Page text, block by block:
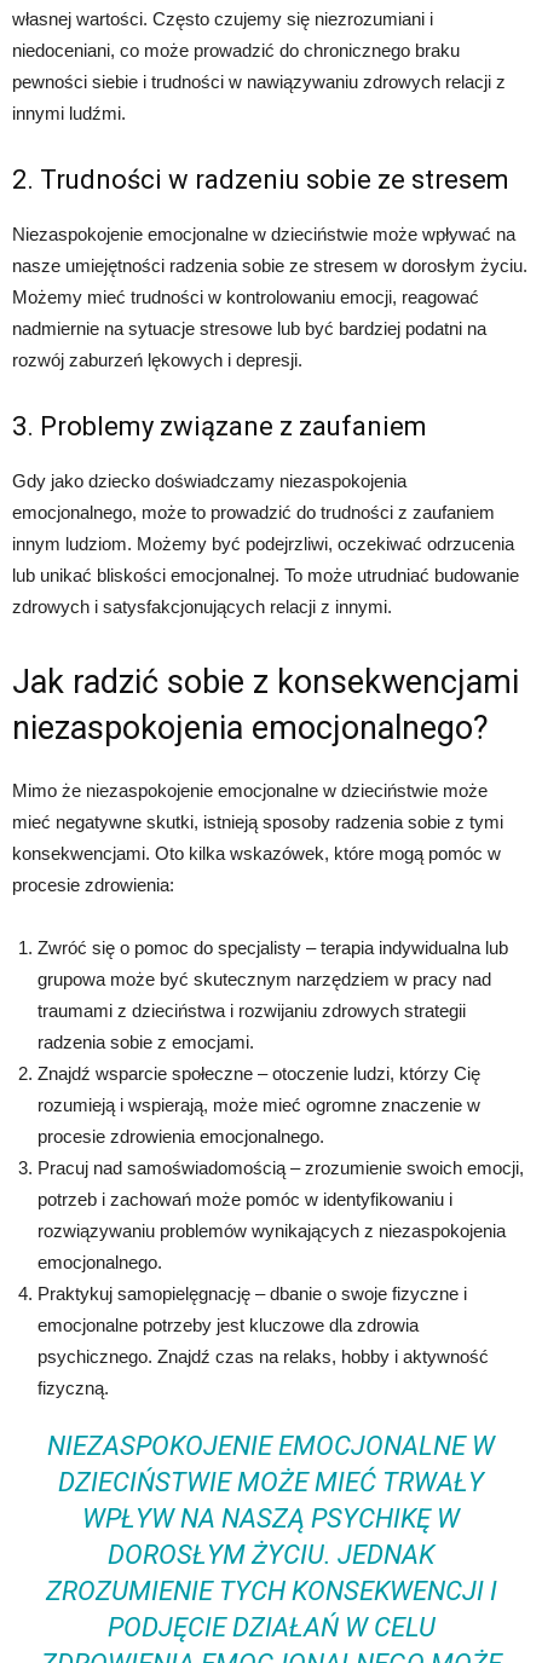
własnej wartości. Często czujemy się niezrozumiani i
niedoceniani, co może prowadzić do chronicznego braku
pewności siebie i trudności w nawiązywaniu zdrowych relacji z
innymi ludźmi.
2. Trudności w radzeniu sobie ze stresem
Niezaspokojenie emocjonalne w dzieciństwie może wpływać na
nasze umiejętności radzenia sobie ze stresem w dorosłym życiu.
Możemy mieć trudności w kontrolowaniu emocji, reagować
nadmiernie na sytuacje stresowe lub być bardziej podatni na
rozwój zaburzeń lękowych i depresji.
3. Problemy związane z zaufaniem
Gdy jako dziecko doświadczamy niezaspokojenia
emocjonalnego, może to prowadzić do trudności z zaufaniem
innym ludziom. Możemy być podejrzliwi, oczekiwać odrzucenia
lub unikać bliskości emocjonalnej. To może utrudniać budowanie
zdrowych i satysfakcjonujących relacji z innymi.
Jak radzić sobie z konsekwencjami
niezaspokojenia emocjonalnego?
Mimo że niezaspokojenie emocjonalne w dzieciństwie może
mieć negatywne skutki, istnieją sposoby radzenia sobie z tymi
konsekwencjami. Oto kilka wskazówek, które mogą pomóc w
procesie zdrowienia:
Zwróć się o pomoc do specjalisty – terapia indywidualna lub
grupowa może być skutecznym narzędziem w pracy nad
traumami z dzieciństwa i rozwijaniu zdrowych strategii
radzenia sobie z emocjami.
Znajdź wsparcie społeczne – otoczenie ludzi, którzy Cię
rozumieją i wspierają, może mieć ogromne znaczenie w
procesie zdrowienia emocjonalnego.
Pracuj nad samoświadomością – zrozumienie swoich emocji,
potrzeb i zachowań może pomóc w identyfikowaniu i
rozwiązywaniu problemów wynikających z niezaspokojenia
emocjonalnego.
Praktykuj samopielęgnację – dbanie o swoje fizyczne i
emocjonalne potrzeby jest kluczowe dla zdrowia
psychicznego. Znajdź czas na relaks, hobby i aktywność
fizyczną.
NIEZASPOKOJENIE EMOCJONALNE W
DZIECIŃSTWIE MOŻE MIEĆ TRWAŁY
WPŁYW NA NASZĄ PSYCHIKĘ W
DOROSŁYM ŻYCIU. JEDNAK
ZROZUMIENIE TYCH KONSEKWENCJI I
PODJĘCIE DZIAŁAŃ W CELU